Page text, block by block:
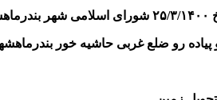
رو ضلع غربی حاشیه خور